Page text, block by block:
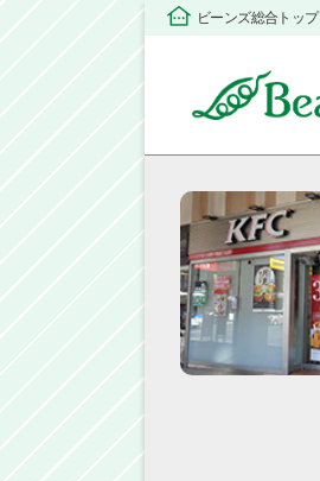
ビーンズ総合トップ